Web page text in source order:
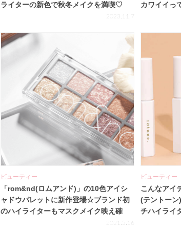
ライターの新色で秋冬メイクを満喫♡
2023.11.7
カワイイっ
ビューティー
「rom&nd(ロムアンド)」の10色アイシ
ャドウパレットに新作登場☆ブランド初
のハイライターもマスクメイク映え確
2021.5.16
ビューティー
こんなアイ
(テントー
チハイライ